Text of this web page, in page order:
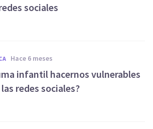
sociales
hace 6 meses
infantil hacernos vulnerables
redes sociales?